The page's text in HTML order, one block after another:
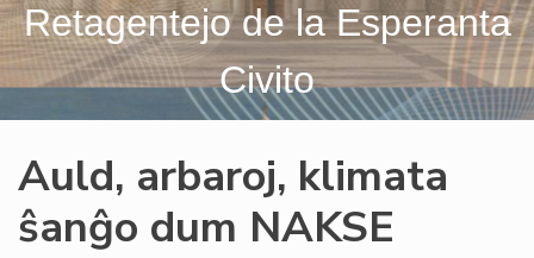
Retagentejo de la Esperanta
Civito
Auld, arbaroj, klimata
ŝanĝo dum NAKSE